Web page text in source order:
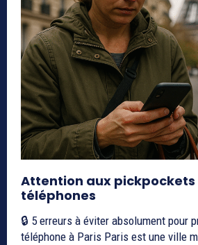
Attention aux pickpockets
téléphones
🔒 5 erreurs à éviter absolument pour
téléphone à Paris Paris est une ville